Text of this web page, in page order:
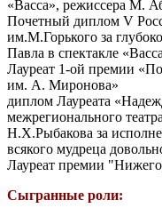
«Васса», режиссера М.
Почетный диплом V
им.М.Горького за
Павла в спектакле
Лауреат 1-ой премии
им. А. Миронова»
диплом Лауреата
межрегионального
Н.Х.Рыбакова за
всякого мудреца
Лауреат премии
Сыгранные роли: